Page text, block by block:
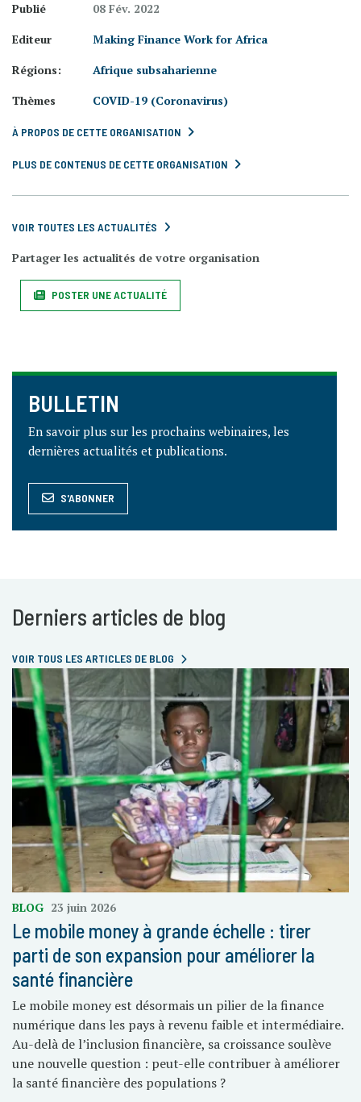
Publié
08 Fév. 2022
Editeur
Making Finance Work for Africa
Régions:
Afrique subsaharienne
Thèmes
COVID-19 (Coronavirus)
À PROPOS DE CETTE ORGANISATION
PLUS DE CONTENUS DE CETTE ORGANISATION
VOIR TOUTES LES ACTUALITÉS
Partager les actualités de votre organisation
POSTER UNE ACTUALITÉ
BULLETIN
En savoir plus sur les prochains webinaires, les
dernières actualités et publications.
S'ABONNER
Derniers articles de blog
VOIR TOUS LES ARTICLES DE BLOG
BLOG 23 juin 2026
Le mobile money à grande échelle : tirer
parti de son expansion pour améliorer la
santé financière
Le mobile money est désormais un pilier de la finance
numérique dans les pays à revenu faible et intermédiaire.
Au-delà de l’inclusion financière, sa croissance soulève
une nouvelle question : peut-elle contribuer à améliorer
la santé financière des populations ?